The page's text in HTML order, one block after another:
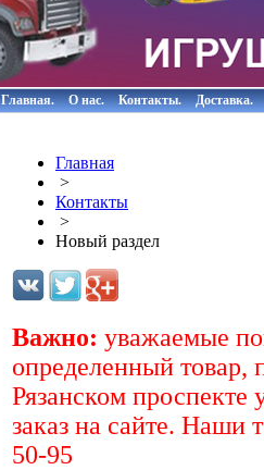
Главная. О нас. Контакты. Доставка.
Главная
>
Контакты
>
Новый раздел
Важно: уважаемые
определенный товар,
Рязанском проспекте
заказ на сайте. Наши
50-95